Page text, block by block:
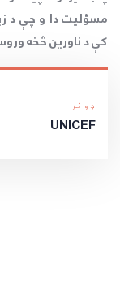
کې د ناورین څخه
ډونر
UNICEF